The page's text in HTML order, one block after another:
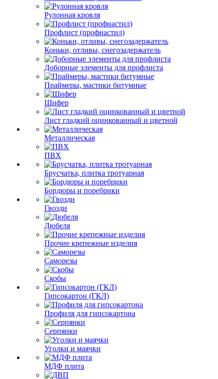
Рулонная кровля
Профлист (профнастил)
Коньки, отливы, снегозадержатель
Доборные элементы для профлиста
Праймеры, мастики битумные
Шифер
Лист гладкий оцинкованный и цветной
Металлическая
ПВХ
Брусчатка, плитка тротуарная
Бордюры и поребрики
Гвозди
Дюбеля
Прочие крепежные изделия
Саморезы
Скобы
Гипсокартон (ГКЛ)
Профиля для гипсокартона
Серпянки
Уголки и маячки
МДФ плита